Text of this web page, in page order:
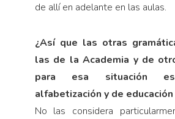
de allí en adelante en las aulas.
¿Así que las otras
las de la Academia y de
para esa situación
alfabetización y de educación
No las considera